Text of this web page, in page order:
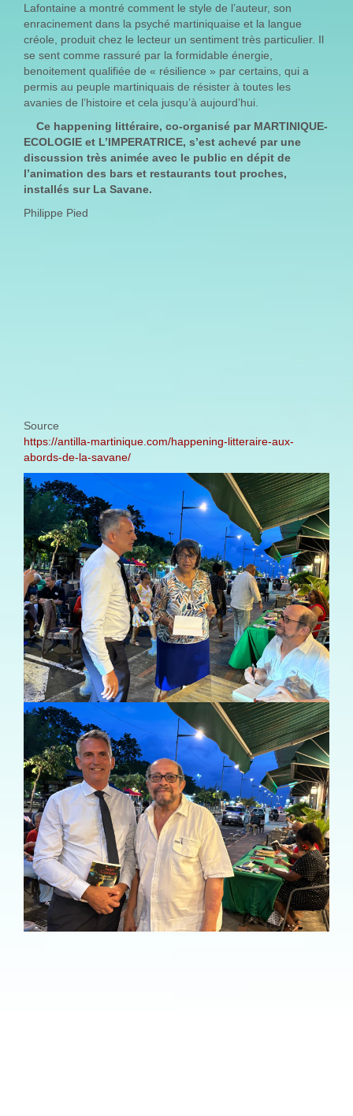
Lafontaine a montré comment le style de l’auteur, son
enracinement dans la psyché martiniquaise et la langue
créole, produit chez le lecteur un sentiment très particulier. Il
se sent comme rassuré par la formidable énergie,
benoitement qualifiée de « résilience » par certains, qui a
permis au peuple martiniquais de résister à toutes les
avanies de l’histoire et cela jusqu’à aujourd’hui.
Ce happening littéraire, co-organisé par MARTINIQUE-
ECOLOGIE et L’IMPERATRICE, s’est achevé par une
discussion très animée avec le public en dépit de
l’animation des bars et restaurants tout proches,
installés sur La Savane.
Philippe Pied
Source
https://antilla-martinique.com/happening-litteraire-aux-
abords-de-la-savane/